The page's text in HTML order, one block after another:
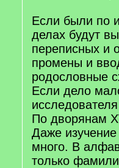
Если были по
делах будут
переписных и
промены и
родословные
Если дело
По дворянам
Даже
много. В
только